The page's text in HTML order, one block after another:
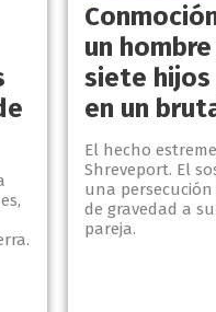
un
siete hijos
en un
El hecho
Shreveport. El
una
de gravedad a
pareja.